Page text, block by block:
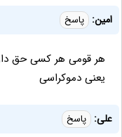
امین: پاسخ
هر قومی هر کسی حق
یعنی دموکراسی
علی: پاسخ